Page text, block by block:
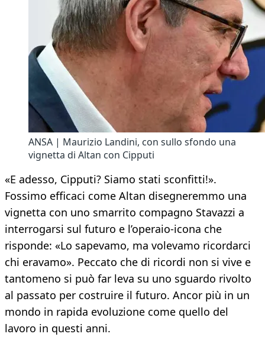
ANSA | Maurizio Landini, con sullo sfondo una
vignetta di Altan con Cipputi
«E adesso, Cipputi? Siamo stati sconfitti!».
Fossimo efficaci come Altan disegneremmo una
vignetta con uno smarrito compagno Stavazzi a
interrogarsi sul futuro e l’operaio-icona che
risponde: «Lo sapevamo, ma volevamo ricordarci
chi eravamo». Peccato che di ricordi non si vive e
tantomeno si può far leva su uno sguardo rivolto
al passato per costruire il futuro. Ancor più in un
mondo in rapida evoluzione come quello del
lavoro in questi anni.